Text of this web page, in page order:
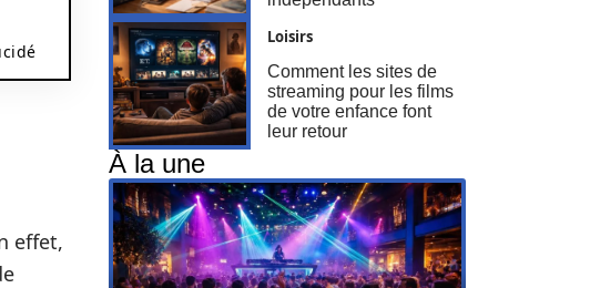
effet,
Loisirs
Comment les sites de
streaming pour les films
de votre enfance font
leur retour
À la une